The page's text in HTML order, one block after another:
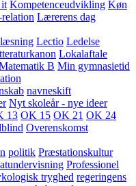
Kompetenceudvikling Køn
Lærerens dag
læsning Lectio Ledelse
Lokalaftale
B Min gymnasietid
navneskift
Nyt skoleår - nye ideer
13 OK 15 OK 21 OK 24
Overenskomst
politik Præstationskultur
Professionel
tryghed regeringens